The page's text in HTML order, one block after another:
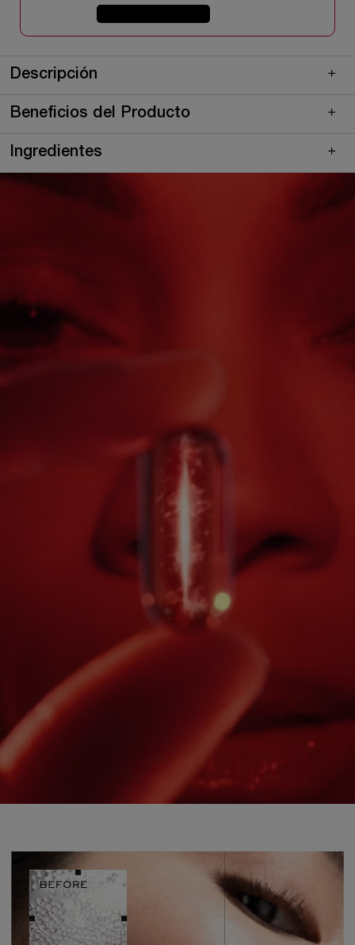
Descripción
Beneficios del Producto
Ingredientes